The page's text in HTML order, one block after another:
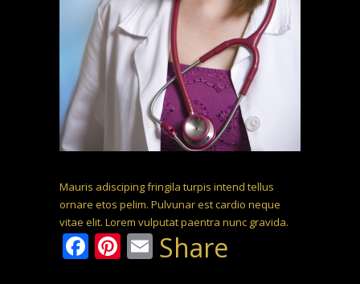
Mauris adisciping fringila turpis intend tellus
ornare etos pelim. Pulvunar est cardio neque
vitae elit. Lorem vulputat paentra nunc gravida.
Facebook
Pinterest
Email
Share